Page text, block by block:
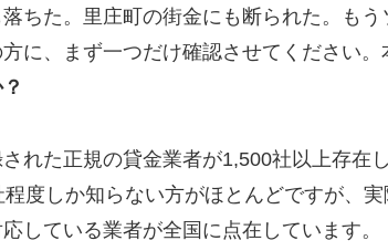
落ちた。里庄町の街金にも断られた。も
に、まず一つだけ確認させてください。
れた正規の貸金業者が1,500社以上存在
程度しか知らない方がほとんどですが、
している業者が全国に点在しています。